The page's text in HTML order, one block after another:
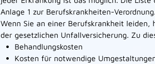
Anlage 1 zur Berufskrankheiten-Verordnung.
Wenn Sie an einer Berufskrankheit leiden,
der gesetzlichen Unfallversicherung. Zu
Behandlungskosten
Kosten für notwendige